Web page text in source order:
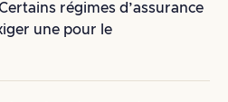
régimes d’assurance
une pour le